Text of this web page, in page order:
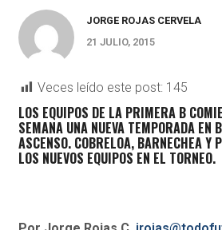
JORGE ROJAS CERVELA
21 JULIO, 2015
Veces leído este post: 145
LOS EQUIPOS DE LA PRIMERA B
SEMANA UNA NUEVA TEMPORADA EN
ASCENSO. COBRELOA, BARNECHEA Y
LOS NUEVOS EQUIPOS EN EL TORNEO.